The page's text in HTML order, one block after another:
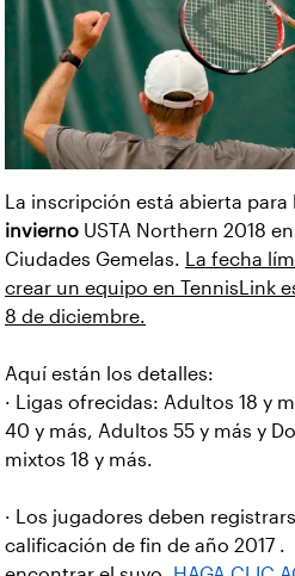
La inscripción está abierta para
invierno USTA Northern 2018
Ciudades Gemelas.
La fecha
crear un equipo en TennisLink
8 de diciembre.
Aquí están los detalles:
· Ligas ofrecidas: Adultos 18 y
40 y más, Adultos 55 y más y
mixtos 18 y más.
· Los jugadores deben
calificación de fin de año 2017 .